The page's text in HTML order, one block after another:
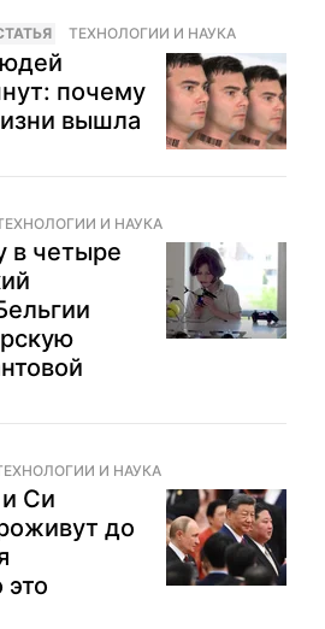
ТЕХНОЛОГИИ И НАУКА
почему
вышла
И НАУКА
в четыре
И НАУКА
Си
до
это